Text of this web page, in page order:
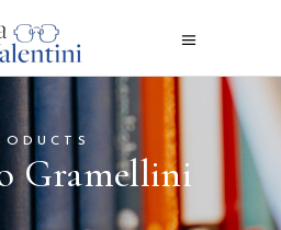
Gramellini